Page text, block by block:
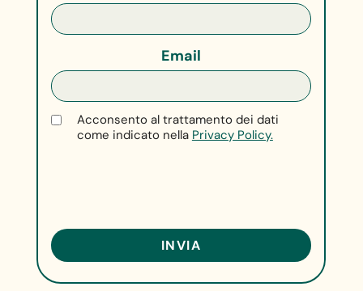
Email
Acconsento al trattamento dei dati
come indicato nella Privacy Policy.